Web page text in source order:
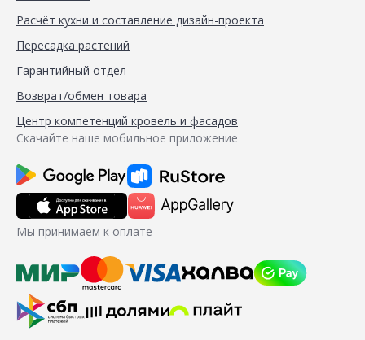
Расчёт кухни и составление дизайн-проекта
Пересадка растений
Гарантийный отдел
Возврат/обмен товара
Центр компетенций кровель и фасадов
Скачайте наше мобильное приложение
Мы принимаем к оплате